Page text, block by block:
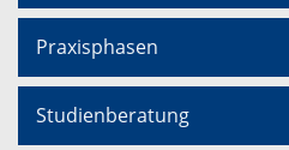
Praxisphasen
Studienberatung